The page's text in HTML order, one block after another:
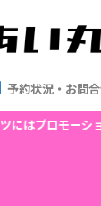
予約状況・お問
ションが含まれ